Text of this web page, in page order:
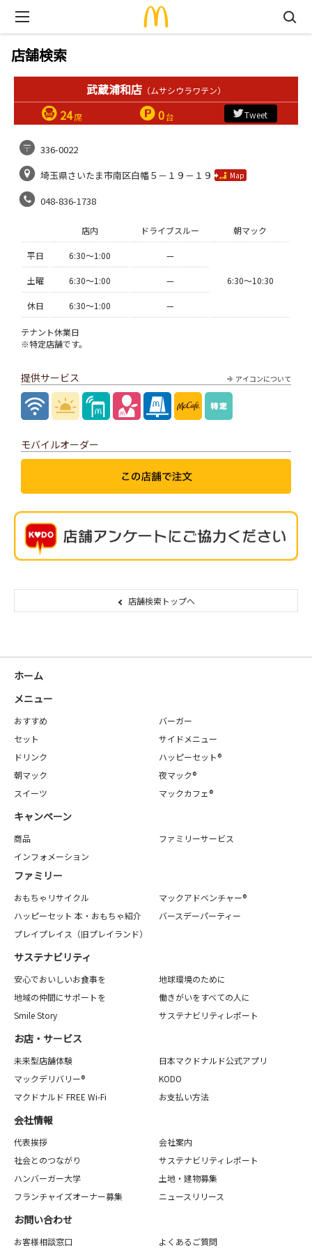
店舗検索
武蔵浦和店 （ムサシウラワテン）
24席 0台 Tweet
336-0022
埼玉県さいたま市南区白幡５－１９－１９
Map
048-836-1738
店内 ドライブスルー 朝マック
平日 6:30〜1:00 —
6:30〜10:30
土曜 6:30〜1:00 —
休日 6:30〜1:00 —
テナント休業日
※特定店舗です。
アイコンについて
提供サービス
モバイルオーダー
店舗検索トップへ
ホーム
メニュー
おすすめ
バーガー
セット
サイドメニュー
ドリンク
ハッピーセット®
朝マック
夜マック®
スイーツ
マックカフェ®
キャンペーン
商品
ファミリーサービス
インフォメーション
ファミリー
おもちゃリサイクル
マックアドベンチャー®
ハッピーセット 本・おもちゃ紹介
バースデーパーティー
プレイプレイス（旧プレイランド）
サステナビリティ
安心でおいしいお食事を
地球環境のために
地域の仲間にサポートを
働きがいをすべての人に
Smile Story
サステナビリティレポート
お店・サービス
未来型店舗体験
日本マクドナルド公式アプリ
マックデリバリー®
KODO
マクドナルド FREE Wi-Fi
お支払い方法
会社情報
代表挨拶
会社案内
社会とのつながり
サステナビリティレポート
ハンバーガー大学
土地・建物募集
フランチャイズオーナー募集
ニュースリリース
お問い合わせ
お客様相談窓口 よくあるご質問